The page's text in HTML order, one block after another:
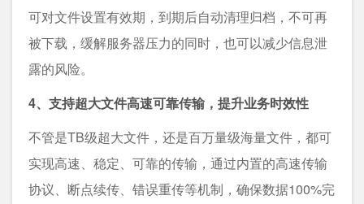
可对文件设置有效期，到期后自动清理归档，不可再
被下载，缓解服务器压力的同时，也可以减少信息泄
露的风险。
4、支持超大文件高速可靠传输，提升业务时效性
不管是TB级超大文件，还是百万量级海量文件，都可
实现高速、稳定、可靠的传输，通过内置的高速传输
协议、断点续传、错误重传等机制，确保数据100%完